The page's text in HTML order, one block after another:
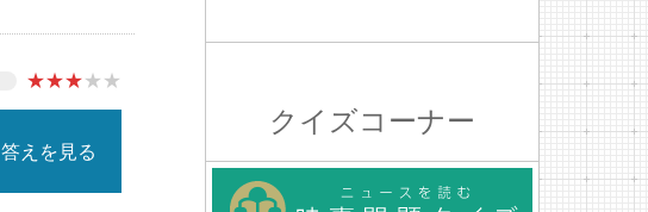
★★★★★
答えを見る
クイズコーナー